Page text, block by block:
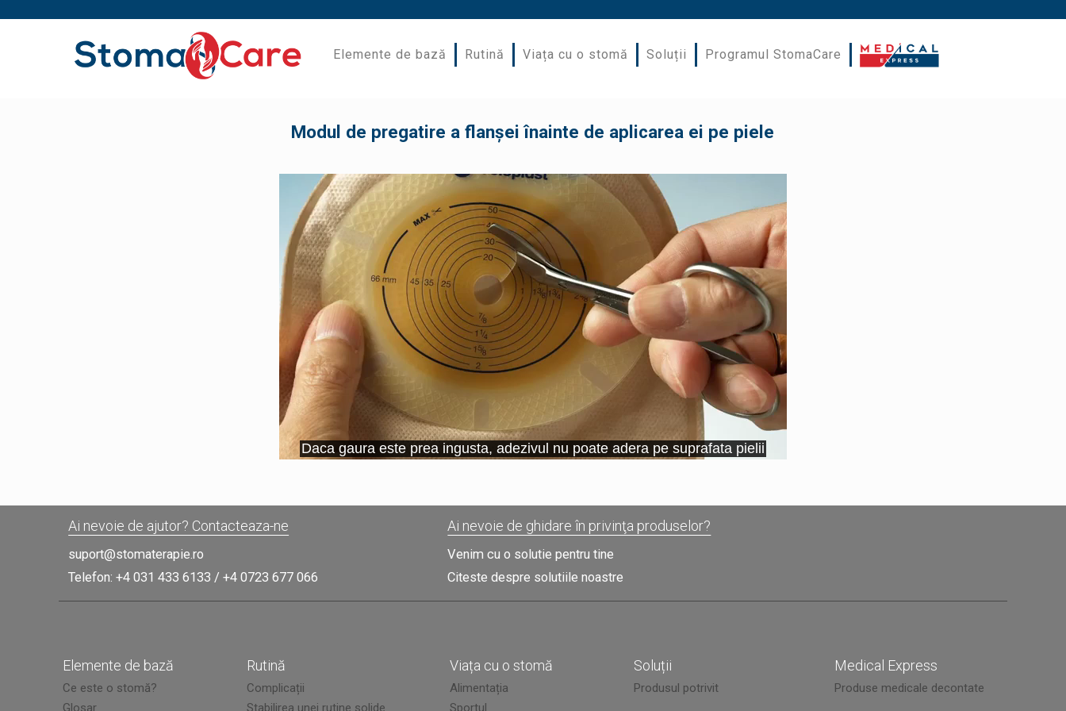
Elemente de bază Rutină Viața cu o stomă Soluții Programul StomaCare
Modul de pregatire a flanșei înainte de aplicarea ei pe piele
Ai nevoie de ajutor? Contacteaza-ne
suport@stomaterapie.ro
Telefon:+4 031 433 6133 /+4 0723 677 066
Ai nevoie de ghidare în privinţa produselor?
Venim cu o solutie pentru tine
Citeste despre solutiile noastre
Elemente de bază
Ce este o stomă?
Glosar
Rutină
Complicații
Stabilirea unei rutine solide
Viața cu o stomă
Alimentația
Sportul
Soluții
Produsul potrivit
Medical Express
Produse medicale decontate